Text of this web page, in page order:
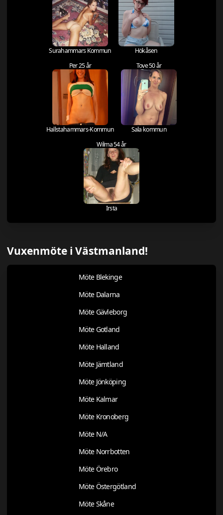
Surahammars Kommun
Hökåsen
Per 25 år
Hallstahammars-Kommun
Tove 50 år
Sala kommun
Wilma 54 år
Irsta
Vuxenmöte i Västmanland!
Möte Blekinge
Möte Dalarna
Möte Gävleborg
Möte Gotland
Möte Halland
Möte Jämtland
Möte Jönköping
Möte Kalmar
Möte Kronoberg
Möte N/A
Möte Norrbotten
Möte Örebro
Möte Östergötland
Möte Skåne